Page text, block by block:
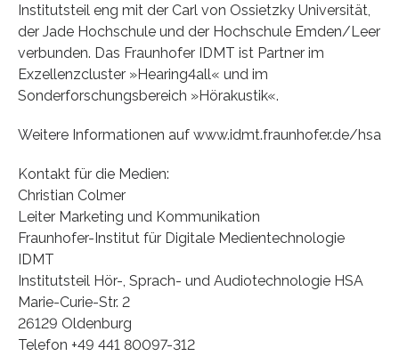
Institutsteil eng mit der Carl von Ossietzky Universität,
der Jade Hochschule und der Hochschule Emden/Leer
verbunden. Das Fraunhofer IDMT ist Partner im
Exzellenzcluster »Hearing4all« und im
Sonderforschungsbereich »Hörakustik«.
Weitere Informationen auf www.idmt.fraunhofer.de/hsa
Kontakt für die Medien:
Christian Colmer
Leiter Marketing und Kommunikation
Fraunhofer-Institut für Digitale Medientechnologie
IDMT
Institutsteil Hör-, Sprach- und Audiotechnologie HSA
Marie-Curie-Str. 2
26129 Oldenburg
Telefon +49 441 80097-312